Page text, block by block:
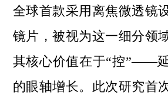
全球首款采用离焦微透镜
镜片，被视为这一细分领
其核心价值在于“控”——
的眼轴增长。此次研究首